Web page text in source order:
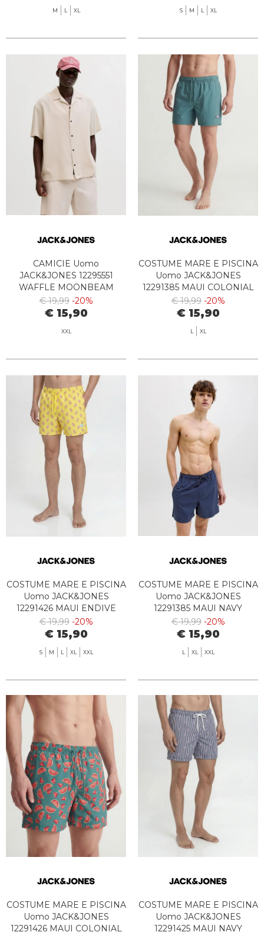
M L XL S M L XL
CAMICIE Uomo
JACK&JONES 12295551
WAFFLE MOONBEAM
€ 19,99 -20%
€ 15,90
XXL
COSTUME MARE E PISCINA
Uomo JACK&JONES
12291385 MAUI COLONIAL
BLUE
€ 19,99 -20%
€ 15,90
L XL
COSTUME MARE E PISCINA
Uomo JACK&JONES
12291426 MAUI ENDIVE
€ 19,99 -20%
€ 15,90
S M L XL XXL
COSTUME MARE E PISCINA
Uomo JACK&JONES
12291385 MAUI NAVY
BLAZER
€ 19,99 -20%
€ 15,90
L XL XXL
COSTUME MARE E PISCINA
Uomo JACK&JONES
12291426 MAUI COLONIAL
COSTUME MARE E PISCINA
Uomo JACK&JONES
12291425 MAUI NAVY